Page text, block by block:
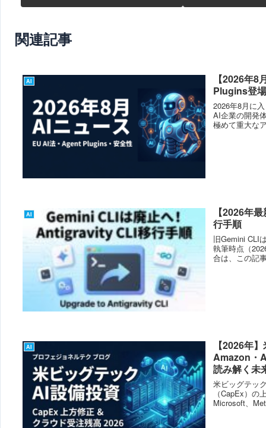
関連記事
AI
【2026年
Plugins登
2026年8月に
AI企業の開発
極めて重大な
AI
【2026年
行手順
旧Gemini CLI
執筆時点（
合は、この記
AI
【2026年
Amazon・
読み解く未
米ビッグテッ
（CapEx）
Microsoft、